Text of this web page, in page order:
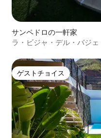
サンペドロの一軒家
ラ・ビジャ・デル・バジェ
ゲストチョイス
ゲストチョイス